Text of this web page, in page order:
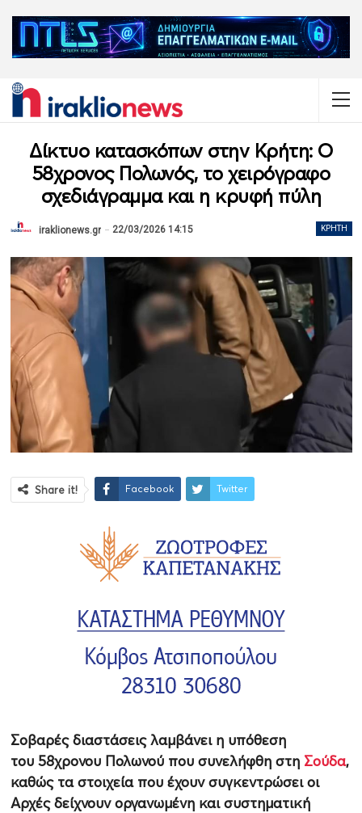
Δίκτυο κατασκόπων στην Κρήτη: Ο
58χρονος Πολωνός, το χειρόγραφο
σχεδιάγραμμα και η κρυφή πύλη
ΚΡΉΤΗ
iraklionews.gr 22/03/2026 14:15
Share it! Facebook Twitter
Σοβαρές διαστάσεις λαμβάνει η υπόθεση
του 58χρονου Πολωνού που συνελήφθη στη Σούδα,
καθώς τα στοιχεία που έχουν συγκεντρώσει οι
Αρχές δείχνουν οργανωμένη και συστηματική